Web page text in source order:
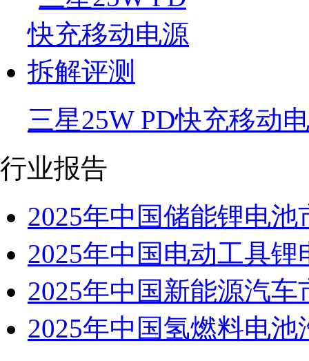
三星25W PD快充移动
行业报告
2025年中国储能锂电
2025年中国电动工具
2025年中国新能源汽
2025年中国氢燃料电